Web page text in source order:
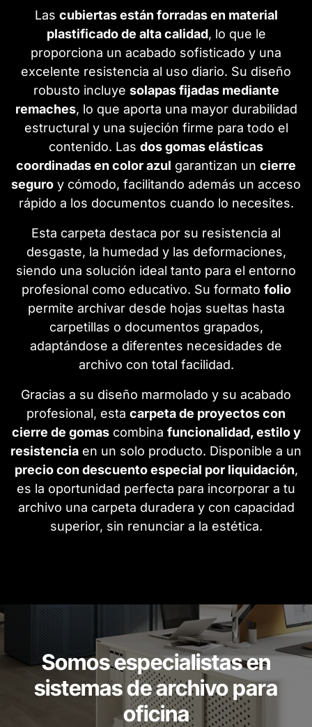
Las cubiertas están forradas en material
plastificado de alta calidad, lo que le
proporciona un acabado sofisticado y una
excelente resistencia al uso diario. Su diseño
robusto incluye solapas fijadas mediante
remaches, lo que aporta una mayor durabilidad
estructural y una sujeción firme para todo el
contenido. Las dos gomas elásticas
coordinadas en color azul garantizan un cierre
seguro y cómodo, facilitando además un acceso
rápido a los documentos cuando lo necesites.
Esta carpeta destaca por su resistencia al
desgaste, la humedad y las deformaciones,
siendo una solución ideal tanto para el entorno
profesional como educativo. Su formato folio
permite archivar desde hojas sueltas hasta
carpetillas o documentos grapados,
adaptándose a diferentes necesidades de
archivo con total facilidad.
Gracias a su diseño marmolado y su acabado
profesional, esta carpeta de proyectos con
cierre de gomascombina funcionalidad, estilo y
resistencia en un solo producto. Disponible a un
precio con descuento especial por liquidación,
es la oportunidad perfecta para incorporar a tu
archivo una carpeta duradera y con capacidad
superior, sin renunciar a la estética.
Somos especialistas en
sistemas de archivo para
oficina